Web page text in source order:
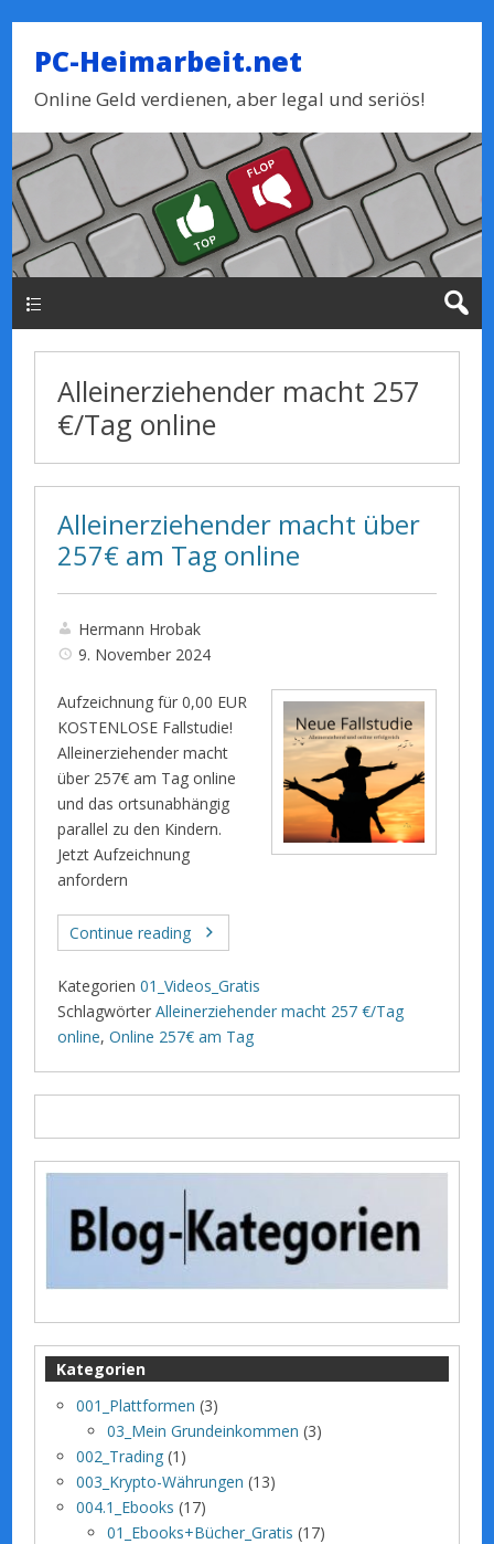
PC-Heimarbeit.net
Online Geld verdienen, aber legal und seriös!
Alleinerziehender macht 257
€/Tag online
Alleinerziehender macht über
257€ am Tag online
Hermann Hrobak
9. November 2024
Aufzeichnung für 0,00 EUR
KOSTENLOSE Fallstudie!
Alleinerziehender macht
über 257€ am Tag online
und das ortsunabhängig
parallel zu den Kindern.
Jetzt Aufzeichnung
anfordern
Continue reading
Kategorien 01_Videos_Gratis
Schlagwörter Alleinerziehender macht 257 €/Tag
online,Online 257€ am Tag
Kategorien
001_Plattformen (3)
03_Mein Grundeinkommen (3)
002_Trading (1)
003_Krypto-Währungen (13)
004.1_Ebooks (17)
01_Ebooks+Bücher_Gratis (17)